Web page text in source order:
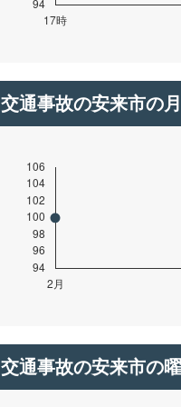
交通事故の安来市の
交通事故の安来市の